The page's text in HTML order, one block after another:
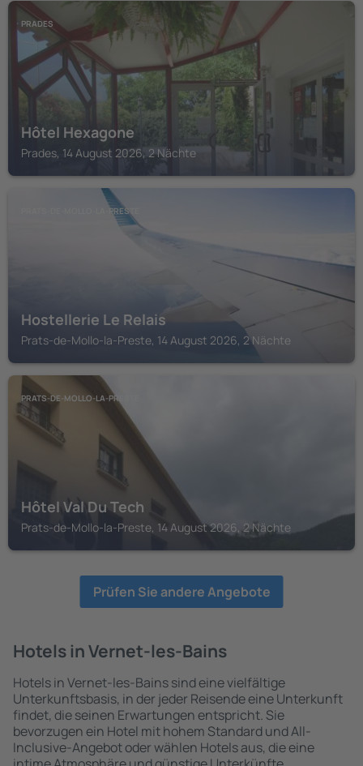
PRADES
Hôtel Hexagone
Prades, 14 August 2026, 2 Nächte
PRATS-DE-MOLLO-LA-PRESTE
Hostellerie Le Relais
Prats-de-Mollo-la-Preste, 14 August 2026, 2 Nächte
PRATS-DE-MOLLO-LA-PRESTE
Hôtel Val Du Tech
Prats-de-Mollo-la-Preste, 14 August 2026, 2 Nächte
Prüfen Sie andere Angebote
Hotels in Vernet-les-Bains
Hotels in Vernet-les-Bains sind eine vielfältige
Unterkunftsbasis, in der jeder Reisende eine Unterkunft
findet, die seinen Erwartungen entspricht. Sie
bevorzugen ein Hotel mit hohem Standard und All-
Inclusive-Angebot oder wählen Hotels aus, die eine